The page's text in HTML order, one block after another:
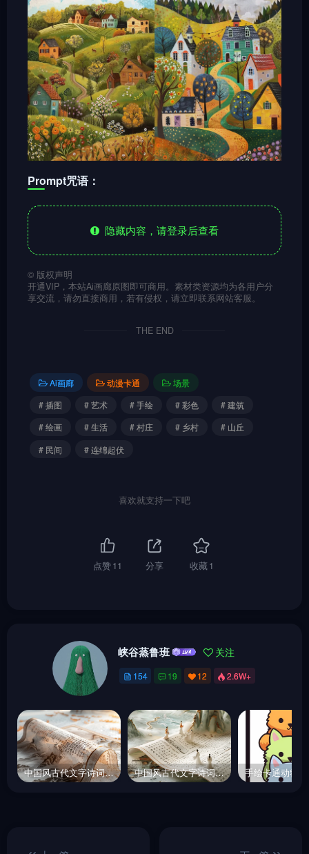
Prompt咒语：
隐藏内容，请登录后查看
© 版权声明
开通VIP，本站Ai画廊原图即可商用。素材类资源均为各用户分
享交流，请勿直接商用，若有侵权，请立即联系网站客服。
THE END
Ai画廊 动漫卡通
场景
# 插图
# 艺术 # 手绘 # 彩色
# 建筑
# 绘画
# 生活 # 村庄 # 乡村
# 山丘
# 民间
# 连绵起伏
喜欢就支持一下吧
点赞11 分享 收藏1
峡谷蒸鲁班 关注
154 19 12 2.6W+
中国风古代文字诗词诗人卷轴漂浮自然山水场景插图海报midjourney关键词咒语 中国风古代文字诗词诗人卷轴漂浮自然山水烫金场景插图海报midjourney关键词咒语